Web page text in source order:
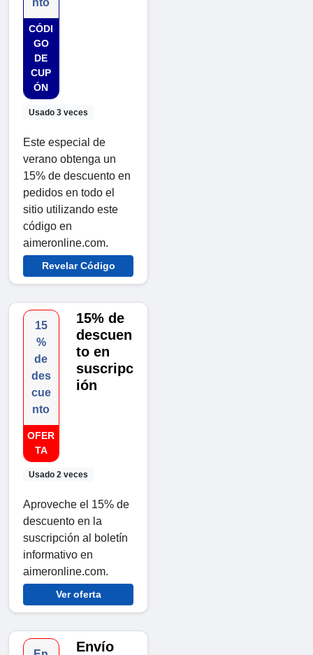
nto
CÓDI
GO
DE
CUP
ÓN
Usado 3 veces
Este especial de
verano obtenga un
15% de descuento en
pedidos en todo el
sitio utilizando este
código en
aimeronline.com.
Revelar Código
15
%
de
des
cue
nto
OFER
TA
Usado 2 veces
15% de
descuen
to en
suscripc
ión
Aproveche el 15% de
descuento en la
suscripción al boletín
informativo en
aimeronline.com.
Ver oferta
Envío